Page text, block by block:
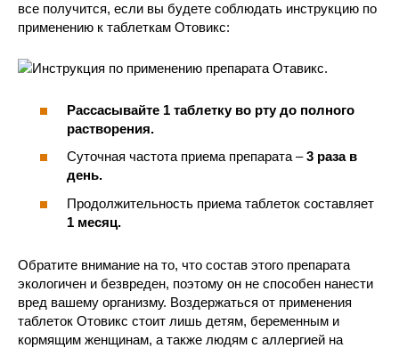
все получится, если вы будете соблюдать инструкцию по
применению к таблеткам Отовикс:
Рассасывайте 1 таблетку во рту до полного
растворения.
Суточная частота приема препарата –3 раза в
день.
Продолжительность приема таблеток составляет
1 месяц.
Обратите внимание на то, что состав этого препарата
экологичен и безвреден, поэтому он не способен нанести
вред вашему организму. Воздержаться от применения
таблеток Отовикс стоит лишь детям, беременным и
кормящим женщинам, а также людям с аллергией на